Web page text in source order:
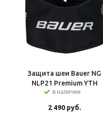
Защита шеи Bauer NG
NLP21 Premium YTH
в наличии
2 490руб.